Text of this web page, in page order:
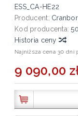
ESS_CA-HE22
Producent:
Kod producenta:
Historia ceny
Najniższa cena 30 dni
9 090,00